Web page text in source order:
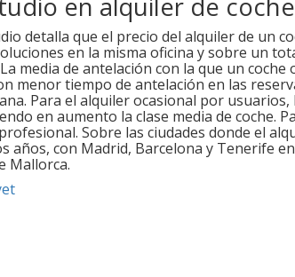
en alquiler de
detalla que el precio del alquiler de un
en la misma oficina y sobre un
media de antelación con la que un
menor tiempo de antelación en las
Para el alquiler ocasional por
en aumento la clase media de coche.
Sobre las ciudades donde el
años, con Madrid, Barcelona y Tenerife
Mallorca.